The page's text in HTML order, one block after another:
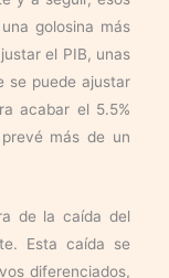
golosina más
el PIB, unas
se puede ajustar
acabar el 5.5%
más de un
de la caída del
Esta caída se
diferenciados,